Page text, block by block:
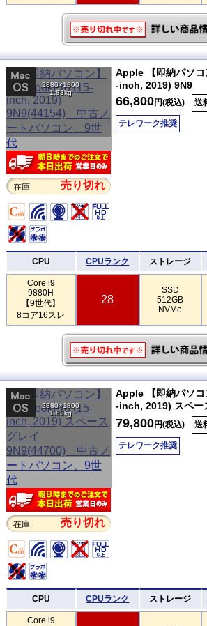
2880×1800
1.83kg
在庫 売り切れ
Apple 【即納パソ
-inch, 2019) 9N9
66,800円(税込) 送
テレワーク推奨
CPU CPUランク ストレージ
Core i9
9880H
【9世代】
8コア16スレ
28
SSD
512GB
NVMe
2880×1800
1.83kg
在庫 売り切れ
Apple 【即納パソ
-inch, 2019) スペー
79,800円(税込) 送
テレワーク推奨
CPU CPUランク ストレージ
Core i9